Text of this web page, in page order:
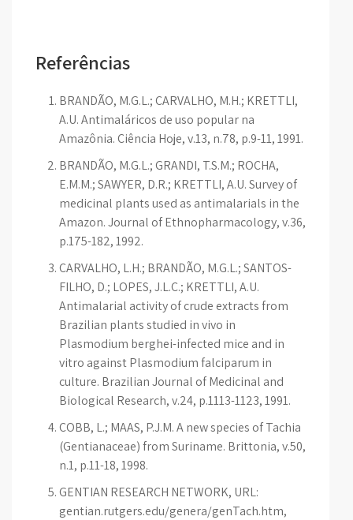
Referências
BRANDÃO, M.G.L.; CARVALHO, M.H.; KRETTLI,
A.U. Antimaláricos de uso popular na
Amazônia. Ciência Hoje, v.13, n.78, p.9-11, 1991.
BRANDÃO, M.G.L.; GRANDI, T.S.M.; ROCHA,
E.M.M.; SAWYER, D.R.; KRETTLI, A.U. Survey of
medicinal plants used as antimalarials in the
Amazon. Journal of Ethnopharmacology, v.36,
p.175-182, 1992.
CARVALHO, L.H.; BRANDÃO, M.G.L.; SANTOS-
FILHO, D.; LOPES, J.L.C.; KRETTLI, A.U.
Antimalarial activity of crude extracts from
Brazilian plants studied in vivo in
Plasmodium berghei-infected mice and in
vitro against Plasmodium falciparum in
culture. Brazilian Journal of Medicinal and
Biological Research, v.24, p.1113-1123, 1991.
COBB, L.; MAAS, P.J.M. A new species of Tachia
(Gentianaceae) from Suriname. Brittonia, v.50,
n.1, p.11-18, 1998.
GENTIAN RESEARCH NETWORK, URL:
gentian.rutgers.edu/genera/genTach.htm,